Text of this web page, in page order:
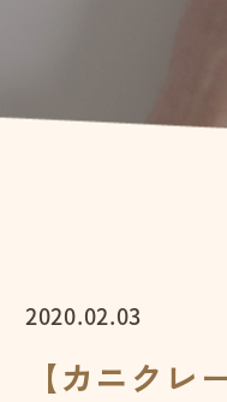
2020.02.03
【カニクレ